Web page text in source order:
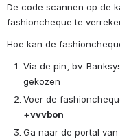
De code scannen op de
fashioncheque te
Hoe kan de
Via de pin, bv.
gekozen
Voer de
+vvvbon
Ga naar de portal